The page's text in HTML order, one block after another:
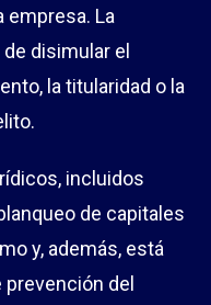
La
disimular el
la titularidad o la
incluidos
de capitales
y, además, está
prevención del